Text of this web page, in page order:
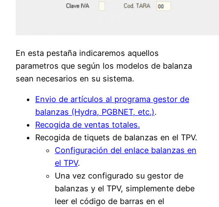
En esta pestaña indicaremos aquellos
parametros que según los modelos de balanza
sean necesarios en su sistema.
Envio de artículos al programa gestor de
balanzas (Hydra, PGBNET, etc.).
Recogida de ventas totales.
Recogida de tiquets de balanzas en el TPV.
Configuración del enlace balanzas en
el TPV.
Una vez configurado su gestor de
balanzas y el TPV, simplemente debe
leer el código de barras en el